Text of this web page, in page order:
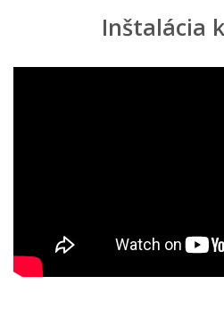
svojpomocne?
Je potrebné nechať
Inštalácia